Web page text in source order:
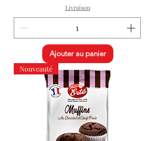
Livraison
Ajouter au panier
Nouveauté